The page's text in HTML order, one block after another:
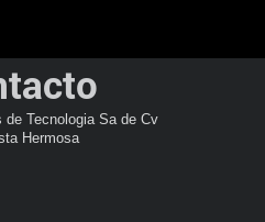
Tecnologia Sa de Cv
Hermosa